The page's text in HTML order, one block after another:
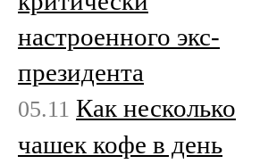
настроенного экс-
президента
05.11 Как несколько
чашек кофе в день